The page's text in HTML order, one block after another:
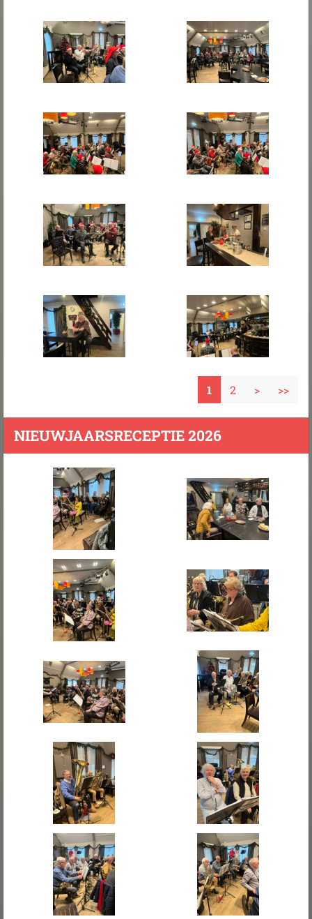
1 2 > >>
NIEUWJAARSRECEPTIE 2026